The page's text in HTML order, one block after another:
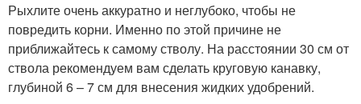
Рыхлите очень аккуратно и неглубоко, чтобы не
повредить корни. Именно по этой причине не
приближайтесь к самому стволу. На расстоянии 30 см от
ствола рекомендуем вам сделать круговую канавку,
глубиной 6 – 7 см для внесения жидких удобрений.